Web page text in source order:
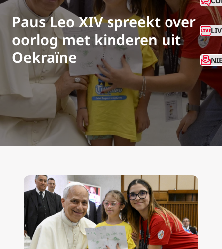
Paus Leo XIV spreekt over
oorlog met kinderen uit
Oekraïne